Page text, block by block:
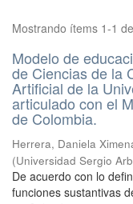
Mostrando ítems 1-1
Modelo de
de Ciencias de la
Artificial de la
articulado con el
de Colombia.
Herrera, Daniela
(Universidad Sergio
De acuerdo con lo
funciones sustantivas